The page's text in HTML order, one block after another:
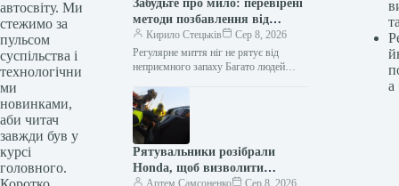
автосвіту. Ми
стежимо за
пульсом
суспільства і
технологічни
ми
новинками,
аби читач
завжди був у
курсі
головного.
Забудьте про мило: перевірені
методи позбавлення від
запаху ніг
Кирило Стецьків
Сер 8, 2026
Регулярне миття ніг не рятує від
неприємного запаху Багато людей
запаху ніг, вважаючи це ознакою
поганої гігієни.…
Рятувальники розібрали
Honda, щоб визволити
а